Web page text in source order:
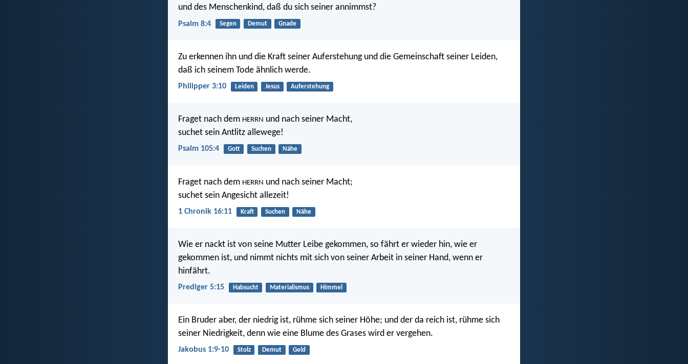
und des Menschenkind, daß du sich seiner annimmst?
Psalm 8:4 Segen Demut Gnade
Zu erkennen ihn und die Kraft seiner Auferstehung und die Gemeinschaft seiner Leiden,
daß ich seinem Tode ähnlich werde.
Philipper 3:10 Leiden Jesus Auferstehung
Fraget nach dem HERRN und nach seiner Macht,
suchet sein Antlitz allewege!
Psalm 105:4 Gott Suchen Nähe
Fraget nach dem HERRN und nach seiner Macht;
suchet sein Angesicht allezeit!
1 Chronik 16:11 Kraft Suchen Nähe
Wie er nackt ist von seine Mutter Leibe gekommen, so fährt er wieder hin, wie er
gekommen ist, und nimmt nichts mit sich von seiner Arbeit in seiner Hand, wenn er
hinfährt.
Prediger 5:15 Habsucht Materialismus Himmel
Ein Bruder aber, der niedrig ist, rühme sich seiner Höhe; und der da reich ist, rühme sich
seiner Niedrigkeit, denn wie eine Blume des Grases wird er vergehen.
Jakobus 1:9-10 Stolz Demut Geld